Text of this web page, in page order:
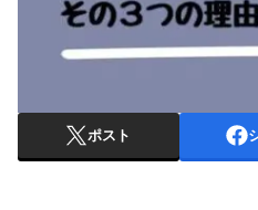
ポスト